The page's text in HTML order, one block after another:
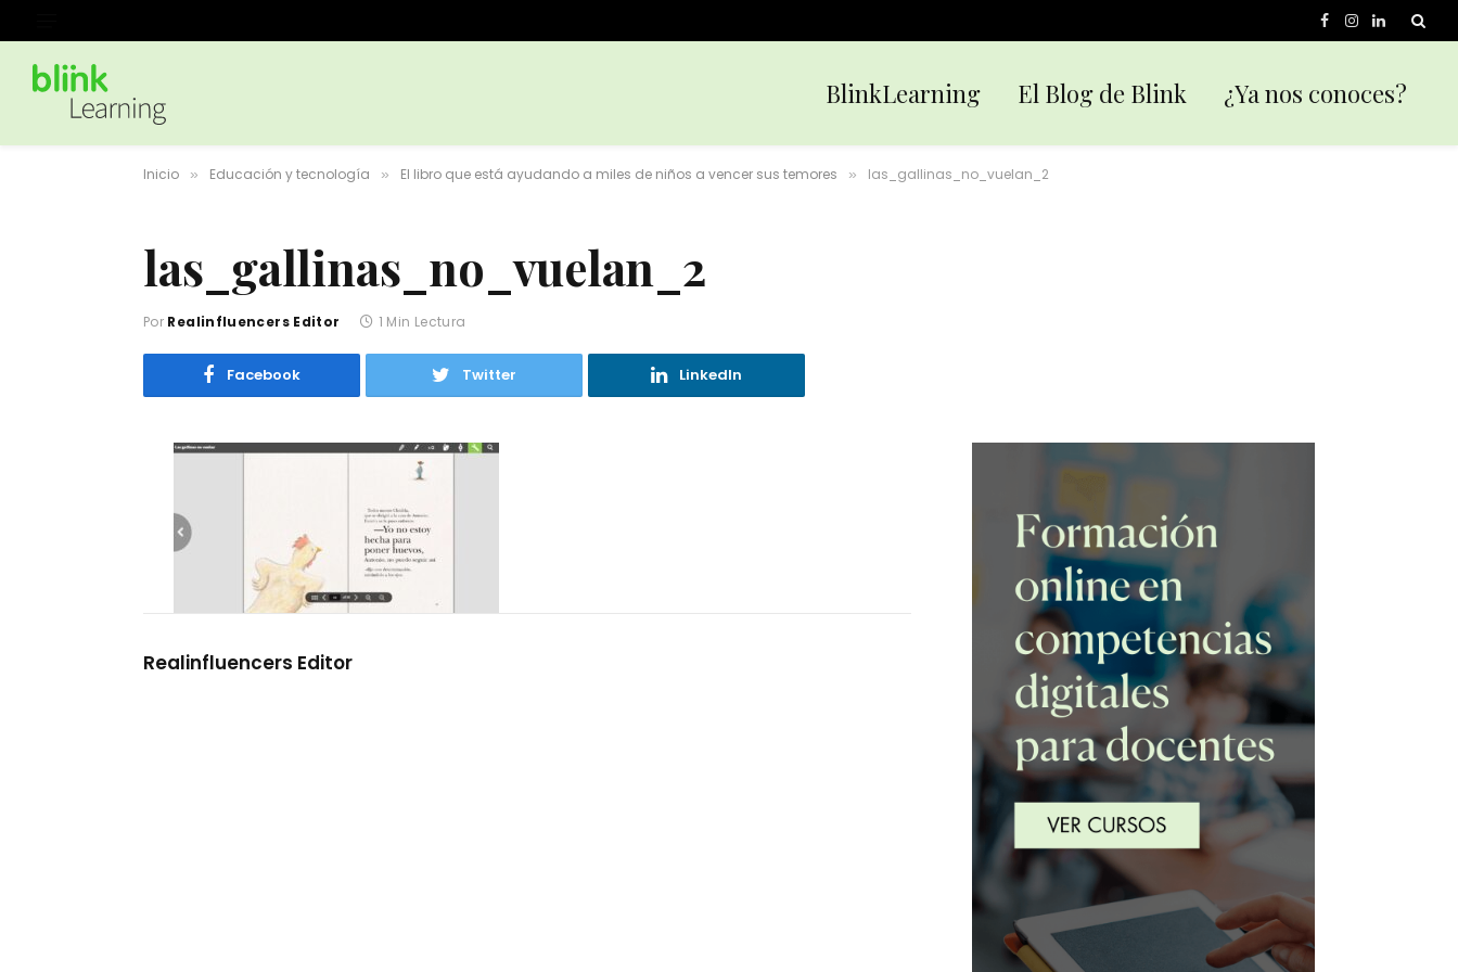
Facebook
Instagram
LinkedIn
BlinkLearning El Blog de Blink ¿Ya nos conoces?
Inicio » Educación y tecnología » El libro que está ayudando a miles de niños a vencer sus temores » las_gallinas_no_vuelan_2
las_gallinas_no_vuelan_2
Por Realinfluencers Editor 1 Min Lectura
Facebook Twitter LinkedIn
Realinfluencers Editor